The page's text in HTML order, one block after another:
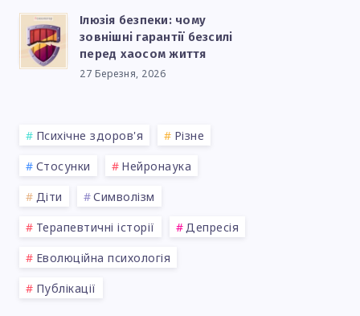
Ілюзія безпеки: чому
зовнішні гарантії безсилі
перед хаосом життя
27 Березня, 2026
Психічне здоров'я
Різне
Стосунки
Нейронаука
Діти
Символізм
Терапевтичні історії
Депресія
Еволюційна психологія
Публікації